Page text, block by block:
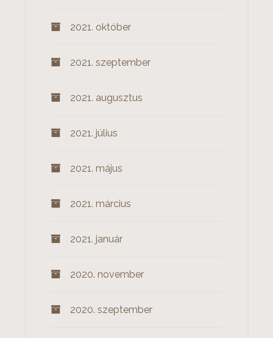
2021. október
2021. szeptember
2021. augusztus
2021. július
2021. május
2021. március
2021. január
2020. november
2020. szeptember